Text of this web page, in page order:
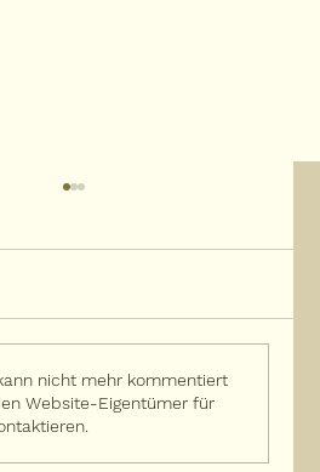
nicht mehr kommentiert
Website-Eigentümer für